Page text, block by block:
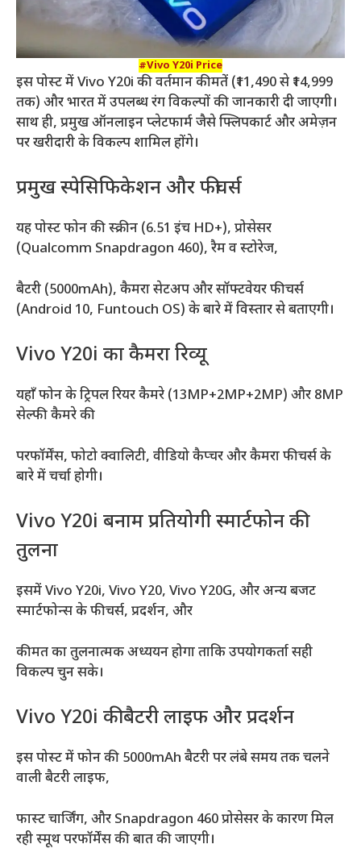
#Vivo Y20i Price
इस पोस्ट में Vivo Y20i की वर्तमान कीमतें (₹11,490 से ₹14,999
तक) और भारत में उपलब्ध रंग विकल्पों की जानकारी दी जाएगी।
साथ ही, प्रमुख ऑनलाइन प्लेटफार्म जैसे फ्लिपकार्ट और अमेज़न
पर खरीदारी के विकल्प शामिल होंगे।
प्रमुख स्पेसिफिकेशन और फीचर्स
यह पोस्ट फोन की स्क्रीन (6.51 इंच HD+), प्रोसेसर
(Qualcomm Snapdragon 460), रैम व स्टोरेज,
बैटरी (5000mAh), कैमरा सेटअप और सॉफ्टवेयर फीचर्स
(Android 10, Funtouch OS) के बारे में विस्तार से बताएगी।
Vivo Y20i का कैमरा रिव्यू
यहाँ फोन के ट्रिपल रियर कैमरे (13MP+2MP+2MP) और 8MP
सेल्फी कैमरे की
परफॉर्मेंस, फोटो क्वालिटी, वीडियो कैप्चर और कैमरा फीचर्स के
बारे में चर्चा होगी।
Vivo Y20i बनाम प्रतियोगी स्मार्टफोन की
तुलना
इसमें Vivo Y20i, Vivo Y20, Vivo Y20G, और अन्य बजट
स्मार्टफोन्स के फीचर्स, प्रदर्शन, और
कीमत का तुलनात्मक अध्ययन होगा ताकि उपयोगकर्ता सही
विकल्प चुन सके।
Vivo Y20i की बैटरी लाइफ और प्रदर्शन
इस पोस्ट में फोन की 5000mAh बैटरी पर लंबे समय तक चलने
वाली बैटरी लाइफ,
फास्ट चार्जिंग, और Snapdragon 460 प्रोसेसर के कारण मिल
रही स्मूथ परफॉर्मेंस की बात की जाएगी।